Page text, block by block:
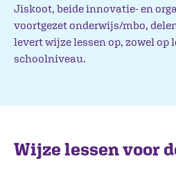
Jiskoot, beide innovatie- en
voortgezet onderwijs/mbo,
levert wijze lessen op, zowel op
schoolniveau.
Wijze lessen voor